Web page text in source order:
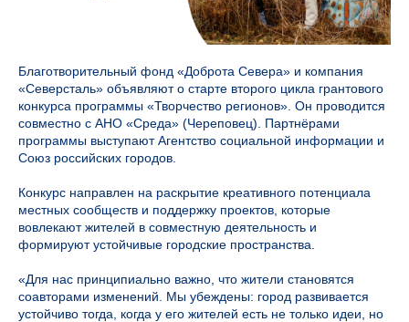
Благотворительный фонд «Доброта Севера» и компания
«Северсталь» объявляют о старте второго цикла грантового
конкурса программы «Творчество регионов». Он проводится
совместно с АНО «Среда» (Череповец). Партнёрами
программы выступают Агентство социальной информации и
Союз российских городов.
Конкурс направлен на раскрытие креативного потенциала
местных сообществ и поддержку проектов, которые
вовлекают жителей в совместную деятельность и
формируют устойчивые городские пространства.
«Для нас принципиально важно, что жители становятся
соавторами изменений. Мы убеждены: город развивается
устойчиво тогда, когда у его жителей есть не только идеи, но